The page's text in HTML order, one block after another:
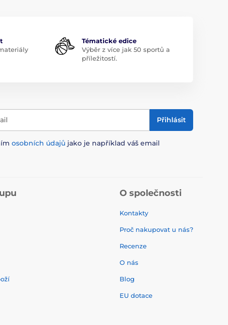
Tématické edice
Výběr z více jak 50 sportů a
příležitostí.
Přihlásit
osobních údajů jako je například váš email
O společnosti
Kontakty
Proč nakupovat u nás?
Recenze
O nás
Blog
EU dotace